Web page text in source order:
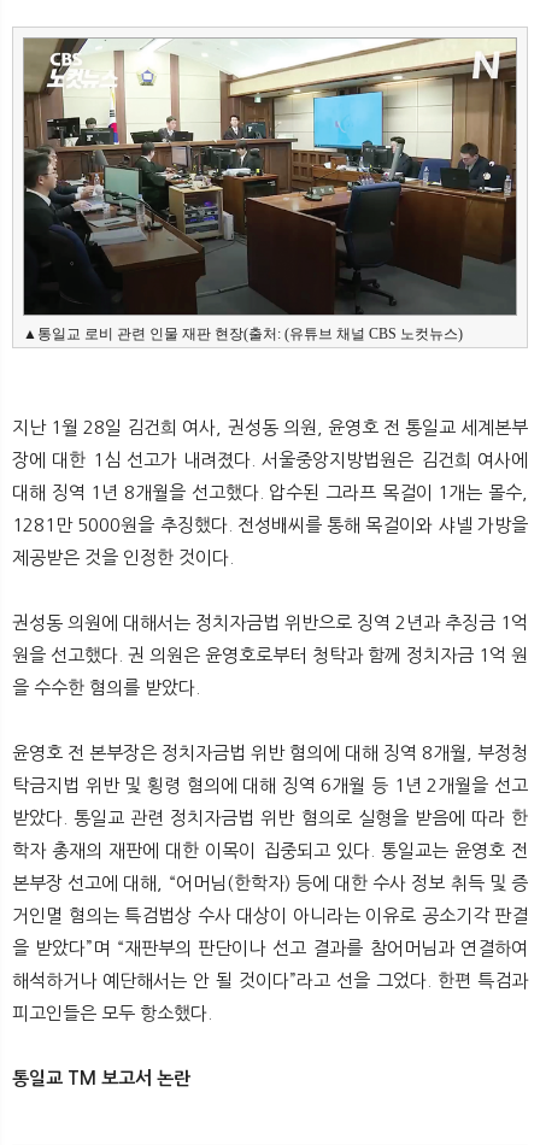
▲통일교 로비 관련 인물 재판 현장(출처: (유튜브 채널 CBS 노컷뉴스)
지난 1월 28일 김건희 여사, 권성동 의원, 윤영호 전 통일교 세계본부
장에 대한 1심 선고가 내려졌다. 서울중앙지방법원은 김건희 여사에
대해 징역 1년 8개월을 선고했다. 압수된 그라프 목걸이 1개는 몰수,
1281만 5000원을 추징했다. 전성배씨를 통해 목걸이와 샤넬 가방을
제공받은 것을 인정한 것이다.
권성동 의원에 대해서는 정치자금법 위반으로 징역 2년과 추징금 1억
원을 선고했다. 권 의원은 윤영호로부터 청탁과 함께 정치자금 1억 원
을 수수한 혐의를 받았다.
윤영호 전 본부장은 정치자금법 위반 혐의에 대해 징역 8개월, 부정청
탁금지법 위반 및 횡령 혐의에 대해 징역 6개월 등 1년 2개월을 선고
받았다. 통일교 관련 정치자금법 위반 혐의로 실형을 받음에 따라 한
학자 총재의 재판에 대한 이목이 집중되고 있다. 통일교는 윤영호 전
본부장 선고에 대해, “어머님(한학자) 등에 대한 수사 정보 취득 및 증
거인멸 혐의는 특검법상 수사 대상이 아니라는 이유로 공소기각 판결
을 받았다”며 “재판부의 판단이나 선고 결과를 참어머님과 연결하여
해석하거나 예단해서는 안 될 것이다”라고 선을 그었다. 한편 특검과
피고인들은 모두 항소했다.
통일교 TM 보고서 논란